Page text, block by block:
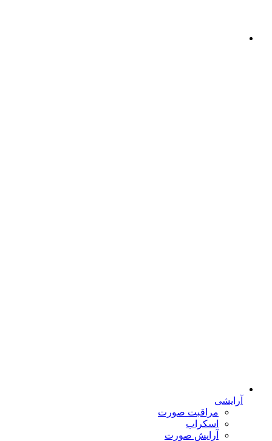
آرایشی
مراقبت صورت
اسکراب
آرایش صورت